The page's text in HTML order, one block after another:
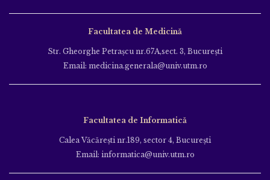
Facultatea de Medicină
Str. Gheorghe Petraşcu nr.67A,sect. 3, Bucureşti
Email: medicina.generala@univ.utm.ro
Facultatea de Informatică
Calea Văcăreşti nr.189, sector 4, Bucureşti
Email: informatica@univ.utm.ro